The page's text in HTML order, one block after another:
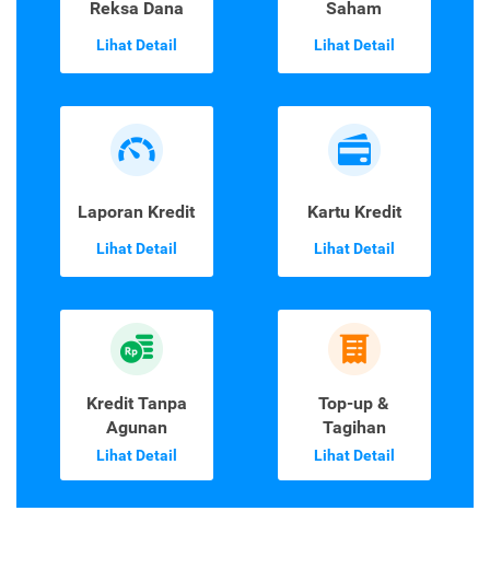
Reksa Dana
Lihat Detail
Saham
Lihat Detail
Laporan Kredit
Lihat Detail
Kartu Kredit
Lihat Detail
Kredit Tanpa
Agunan
Lihat Detail
Top-up &
Tagihan
Lihat Detail